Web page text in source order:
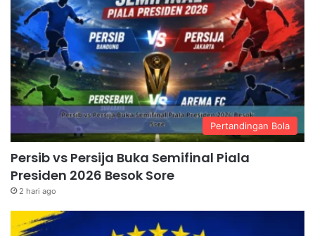
Pertandingan Bola
Persib vs Persija Buka Semifinal Piala
Presiden 2026 Besok Sore
2 hari ago